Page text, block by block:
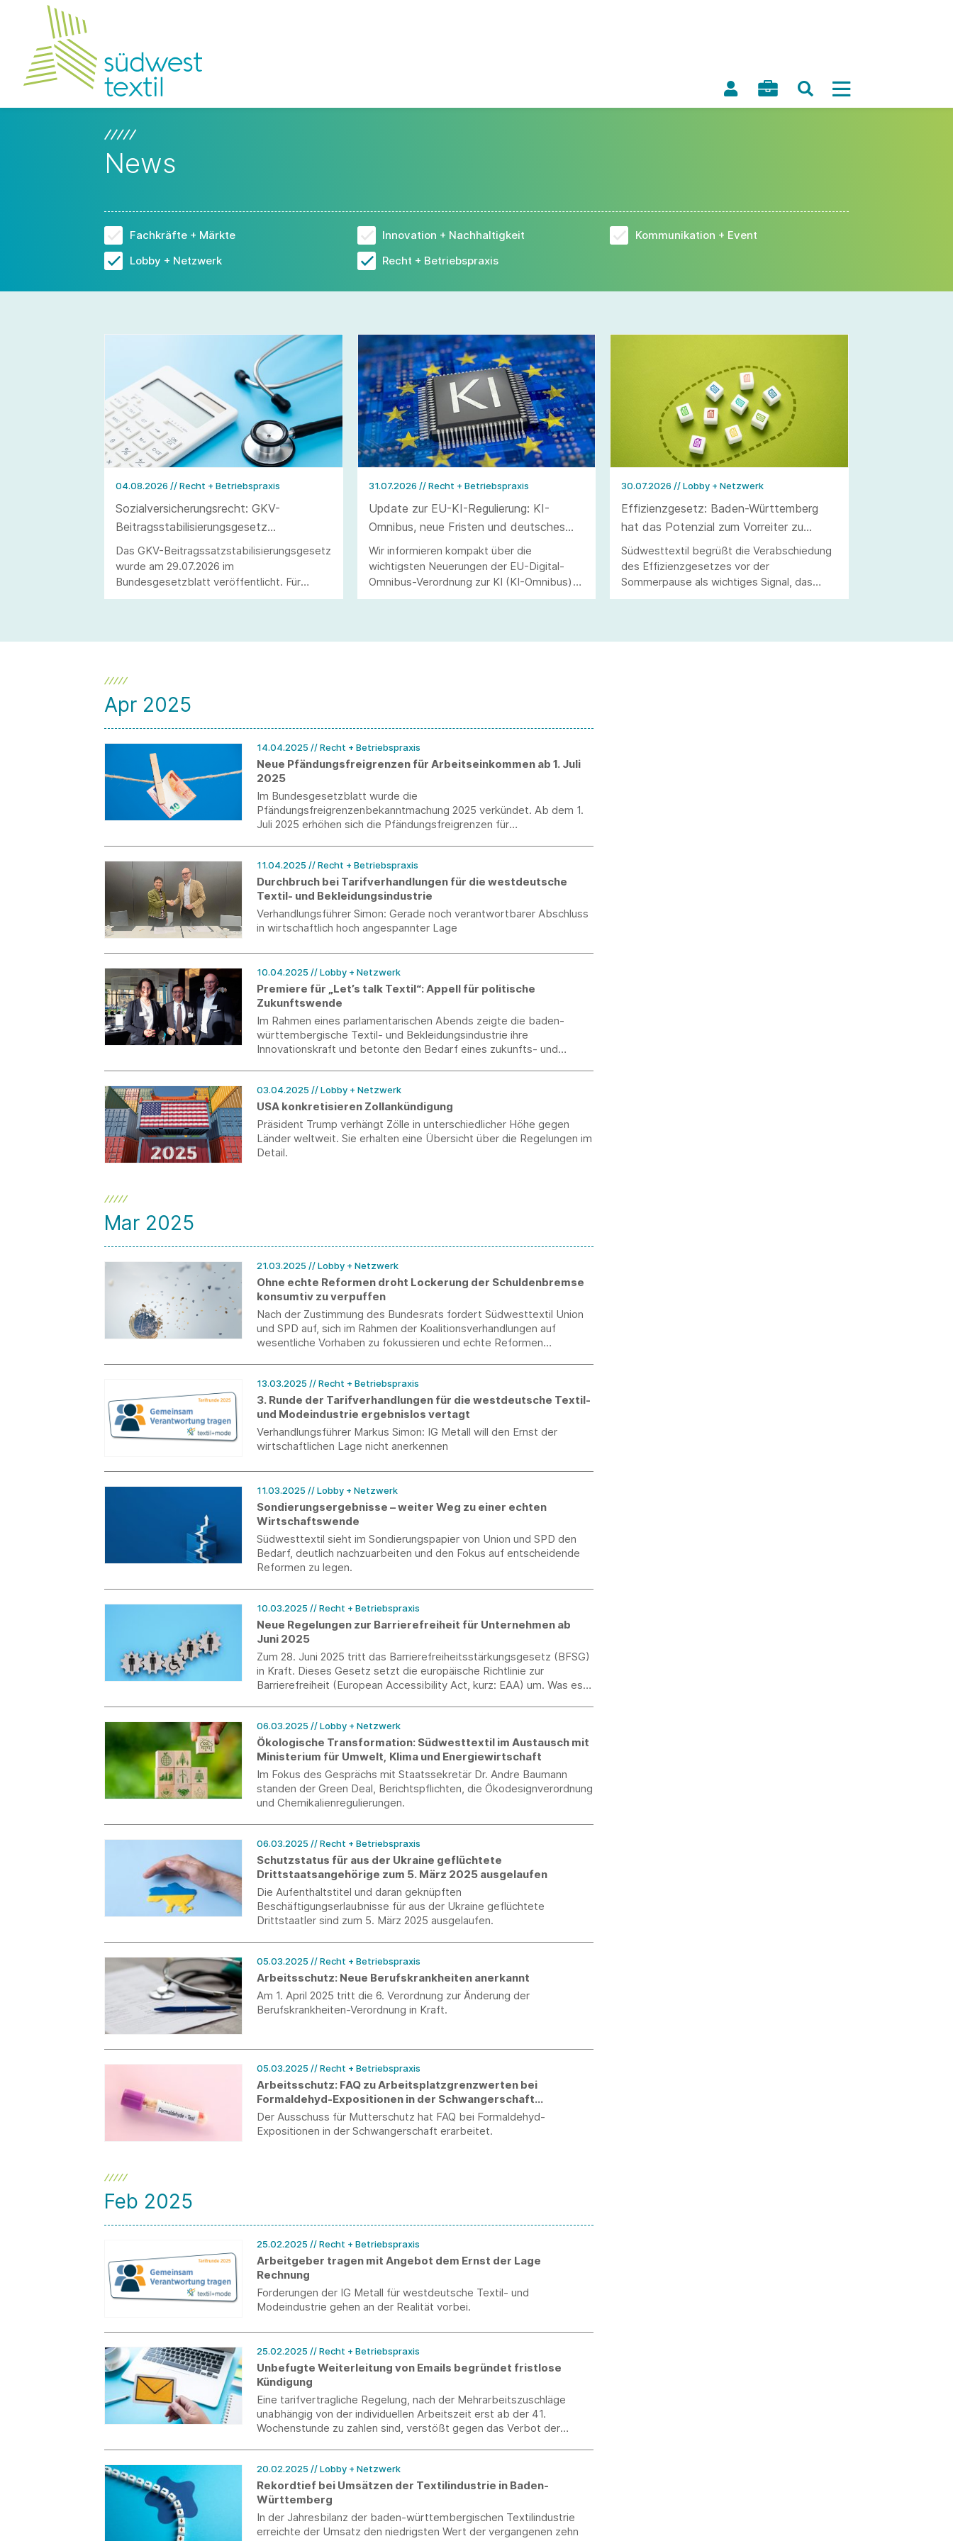
News
Fachkräfte + Märkte Innovation + Nachhaltigkeit
Kommunikation + Event
Lobby + Netzwerk
Recht + Betriebspraxis
04.08.2026 // Recht + Betriebspraxis
Sozialversicherungsrecht: GKV-
Beitragsstabilisierungsgesetz
veröffentlicht
Das GKV-Beitragssatzstabilisierungsgesetz
wurde am 29.07.2026 im
Bundesgesetzblatt veröffentlicht. Für
Arbeitgeber ergeben sich wesentliche
Einführung der Teilarbeitsunfähigkeit.
31.07.2026 // Recht + Betriebspraxis
Update zur EU-KI-Regulierung: KI-
Omnibus, neue Fristen und deutsches
Durchführungsgesetz
Wir informieren kompakt über die
wichtigsten Neuerungen der EU-Digital-
Omnibus-Verordnung zur KI (KI-Omnibus)
und des deutschen Durchführungsgesetzes
30.07.2026// Lobby + Netzwerk
Effizienzgesetz: Baden-Württemberg
hat das Potenzial zum Vorreiter zu
werden
Südwesttextil begrüßt die Verabschiedung
des Effizienzgesetzes vor der
Sommerpause als wichtiges Signal, das
allerdings erst durch eine stringente
Apr 2025
14.04.2025 // Recht + Betriebspraxis
Neue Pfändungsfreigrenzen für Arbeitseinkommen ab 1. Juli
2025
Im Bundesgesetzblatt wurde die
Pfändungsfreigrenzenbekanntmachung 2025 verkündet. Ab dem 1.
Juli 2025 erhöhen sich die Pfändungsfreigrenzen für
11.04.2025 // Recht + Betriebspraxis
Durchbruch bei Tarifverhandlungen für die westdeutsche
Textil- und Bekleidungsindustrie
Verhandlungsführer Simon: Gerade noch verantwortbarer Abschluss
in wirtschaftlich hoch angespannter Lage
10.04.2025 // Lobby + Netzwerk
Premiere für „Let’s talk Textil“: Appell für politische
Zukunftswende
Im Rahmen eines parlamentarischen Abends zeigte die baden-
württembergische Textil- und Bekleidungsindustrie ihre
Innovationskraft und betonte den Bedarf eines zukunfts- und
03.04.2025 // Lobby + Netzwerk
USA konkretisieren Zollankündigung
Präsident Trump verhängt Zölle in unterschiedlicher Höhe gegen
Länder weltweit. Sie erhalten eine Übersicht über die Regelungen im
Detail.
Mar 2025
21.03.2025 // Lobby + Netzwerk
Ohne echte Reformen droht Lockerung der Schuldenbremse
konsumtiv zu verpuffen
Nach der Zustimmung des Bundesrats fordert Südwesttextil Union
und SPD auf, sich im Rahmen der Koalitionsverhandlungen auf
wesentliche Vorhaben zu fokussieren und echte Reformen
13.03.2025 // Recht + Betriebspraxis
3. Runde der Tarifverhandlungen für die westdeutsche Textil-
und Modeindustrie ergebnislos vertagt
Verhandlungsführer Markus Simon: IG Metall will den Ernst der
wirtschaftlichen Lage nicht anerkennen
11.03.2025 // Lobby + Netzwerk
Sondierungsergebnisse – weiter Weg zu einer echten
Wirtschaftswende
Südwesttextil sieht im Sondierungspapier von Union und SPD den
Bedarf, deutlich nachzuarbeiten und den Fokus auf entscheidende
Reformen zu legen.
10.03.2025 // Recht + Betriebspraxis
Neue Regelungen zur Barrierefreiheit für Unternehmen ab
Juni 2025
Zum 28. Juni 2025 tritt das Barrierefreiheitsstärkungsgesetz (BFSG)
in Kraft. Dieses Gesetz setzt die europäische Richtlinie zur
Barrierefreiheit (European Accessibility Act, kurz: EAA) um. Was es
06.03.2025 // Lobby + Netzwerk
Ökologische Transformation: Südwesttextil im Austausch mit
Ministerium für Umwelt, Klima und Energiewirtschaft
Im Fokus des Gesprächs mit Staatssekretär Dr. Andre Baumann
standen der Green Deal, Berichtspflichten, die Ökodesignverordnung
und Chemikalienregulierungen.
06.03.2025 // Recht + Betriebspraxis
Schutzstatus für aus der Ukraine geflüchtete
Drittstaatsangehörige zum 5. März 2025 ausgelaufen
Die Aufenthaltstitel und daran geknüpften
Beschäftigungserlaubnisse für aus der Ukraine geflüchtete
Drittstaatler sind zum 5. März 2025 ausgelaufen.
05.03.2025 // Recht + Betriebspraxis
Arbeitsschutz: Neue Berufskrankheiten anerkannt
Am 1. April 2025 tritt die 6. Verordnung zur Änderung der
Berufskrankheiten-Verordnung in Kraft.
05.03.2025 // Recht + Betriebspraxis
Arbeitsschutz: FAQ zu Arbeitsplatzgrenzwerten bei
Formaldehyd-Expositionen in der Schwangerschaft
veröffentlicht
Der Ausschuss für Mutterschutz hat FAQ bei Formaldehyd-
Expositionen in der Schwangerschaft erarbeitet.
Feb 2025
25.02.2025 // Recht + Betriebspraxis
Arbeitgeber tragen mit Angebot dem Ernst der Lage
Rechnung
Forderungen der IG Metall für westdeutsche Textil- und
Modeindustrie gehen an der Realität vorbei.
25.02.2025 // Recht + Betriebspraxis
Unbefugte Weiterleitung von Emails begründet fristlose
Kündigung
Eine tarifvertragliche Regelung, nach der Mehrarbeitszuschläge
unabhängig von der individuellen Arbeitszeit erst ab der 41.
Wochenstunde zu zahlen sind, verstößt gegen das Verbot der
20.02.2025 // Lobby + Netzwerk
Rekordtief bei Umsätzen der Textilindustrie in Baden-
Württemberg
In der Jahresbilanz der baden-württembergischen Textilindustrie
erreichte der Umsatz den niedrigsten Wert der vergangenen zehn